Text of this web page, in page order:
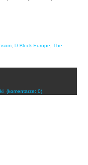
, D-Block Europe, The
(komentarze: 0)